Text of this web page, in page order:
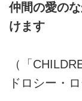
仲間の愛の
けます
（「
ドロシー・